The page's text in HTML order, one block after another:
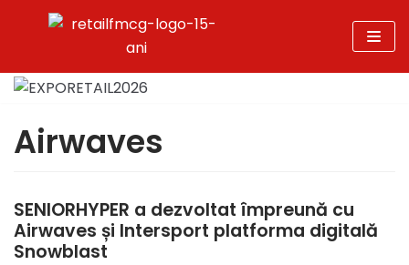
la
conținut
Airwaves
SENIORHYPER a dezvoltat împreună cu
Airwaves și Intersport platforma digitală
Snowblast